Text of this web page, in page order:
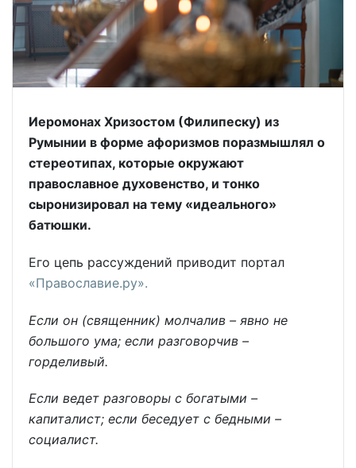
Иеромонах Хризостом (Филипеску) из
Румынии в форме афоризмов поразмышлял о
стереотипах, которые окружают
православное духовенство, и тонко
сыронизировал на тему «идеального»
батюшки.
Его цепь рассуждений приводит портал
«Православие.ру».
Если он (священник) молчалив – явно не
большого ума; если разговорчив –
горделивый.
Если ведет разговоры с богатыми –
капиталист; если беседует с бедными –
социалист.